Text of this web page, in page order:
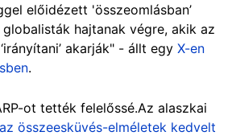
előidézett 'összeomlásban’
hajtanak végre, akik az
akarják" - állt egy X-en
.
ot tették felelőssé.Az alaszkai
az összeesküvés-elméletek kedvelt